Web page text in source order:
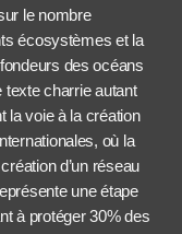
le nombre
écosystèmes et la
des océans
texte charrie autant
la voie à la création
où la
d’un réseau
une étape
à protéger 30% des